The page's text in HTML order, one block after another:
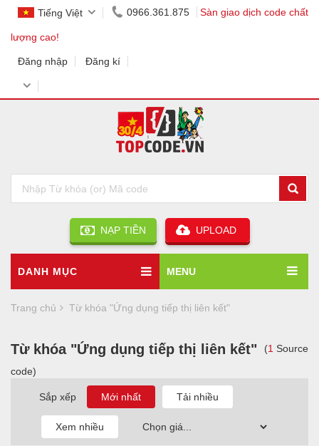
Tiếng Việt 0966.361.875 Sàn giao dịch code chất
lượng cao!
Đăng nhập Đăng kí
NẠP TIỀN UPLOAD
DANH MỤC MENU
Trang chủ Từ khóa "Ứng dụng tiếp thị liên kết"
Từ khóa "Ứng dụng tiếp thị liên kết" (1 Source
code)
Sắp xếp